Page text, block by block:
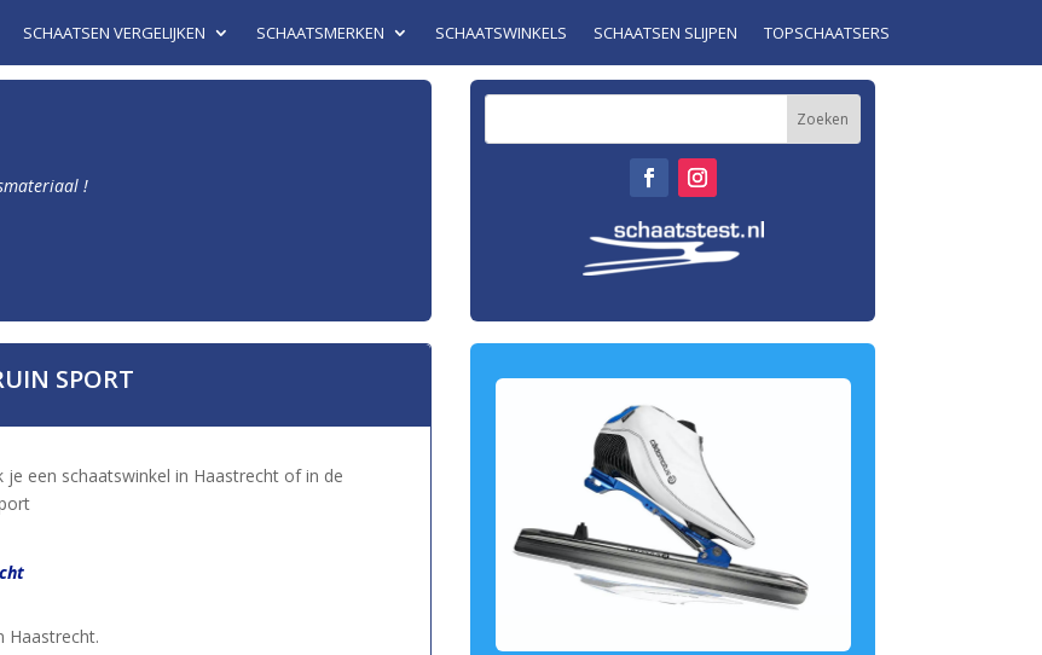
SCHAATSEN VERGELIJKEN SCHAATSMERKEN SCHAATSWINKELS SCHAATSEN SLIJPEN TOPSCHAATSERS
!
SPORT
een schaatswinkel in Haastrecht of in de
Haastrecht.